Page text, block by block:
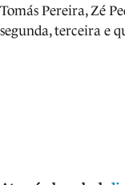
Tomás Pereira, Zé
segunda, terceira e